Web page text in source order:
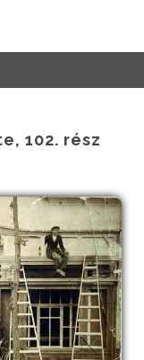
102. rész